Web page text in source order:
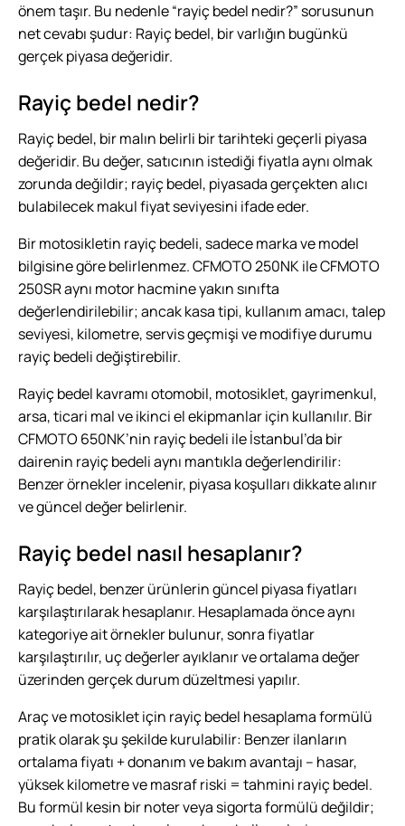
önem taşır. Bu nedenle “rayiç bedel nedir?” sorusunun
net cevabı şudur: Rayiç bedel, bir varlığın bugünkü
gerçek piyasa değeridir.
Rayiç bedel nedir?
Rayiç bedel, bir malın belirli bir tarihteki geçerli piyasa
değeridir. Bu değer, satıcının istediği fiyatla aynı olmak
zorunda değildir; rayiç bedel, piyasada gerçekten alıcı
bulabilecek makul fiyat seviyesini ifade eder.
Bir motosikletin rayiç bedeli, sadece marka ve model
bilgisine göre belirlenmez. CFMOTO 250NK ile CFMOTO
250SR aynı motor hacmine yakın sınıfta
değerlendirilebilir; ancak kasa tipi, kullanım amacı, talep
seviyesi, kilometre, servis geçmişi ve modifiye durumu
rayiç bedeli değiştirebilir.
Rayiç bedel kavramı otomobil, motosiklet, gayrimenkul,
arsa, ticari mal ve ikinci el ekipmanlar için kullanılır. Bir
CFMOTO 650NK’nin rayiç bedeli ile İstanbul’da bir
dairenin rayiç bedeli aynı mantıkla değerlendirilir:
Benzer örnekler incelenir, piyasa koşulları dikkate alınır
ve güncel değer belirlenir.
Rayiç bedel nasıl hesaplanır?
Rayiç bedel, benzer ürünlerin güncel piyasa fiyatları
karşılaştırılarak hesaplanır. Hesaplamada önce aynı
kategoriye ait örnekler bulunur, sonra fiyatlar
karşılaştırılır, uç değerler ayıklanır ve ortalama değer
üzerinden gerçek durum düzeltmesi yapılır.
Araç ve motosiklet için rayiç bedel hesaplama formülü
pratik olarak şu şekilde kurulabilir: Benzer ilanların
ortalama fiyatı + donanım ve bakım avantajı – hasar,
yüksek kilometre ve masraf riski = tahmini rayiç bedel.
Bu formül kesin bir noter veya sigorta formülü değildir;